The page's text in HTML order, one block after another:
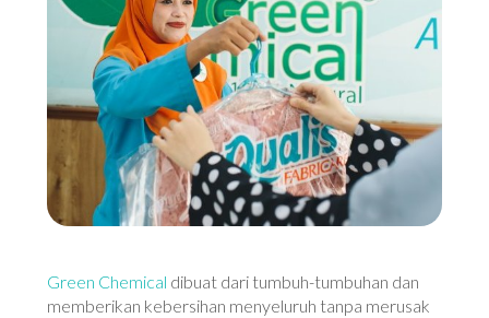
Green Chemical dibuat dari tumbuh-tumbuhan dan
memberikan kebersihan menyeluruh tanpa merusak